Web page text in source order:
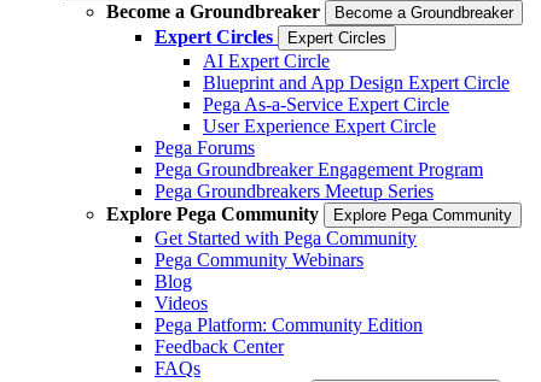
Become a Groundbreaker Become a Groundbreaker
Expert Circles Expert Circles
AI Expert Circle
Blueprint and App Design Expert Circle
Pega As-a-Service Expert Circle
User Experience Expert Circle
Pega Forums
Pega Groundbreaker Engagement Program
Pega Groundbreakers Meetup Series
Explore Pega Community
Explore Pega Community
Get Started with Pega Community
Pega Community Webinars
Blog
Videos
Pega Platform: Community Edition
Feedback Center
FAQs